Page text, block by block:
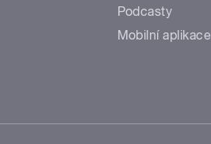
Podcasty
Mobilní aplikace